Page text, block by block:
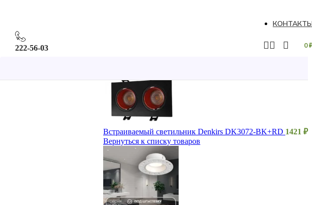
222-56-03 0
Встраиваемый светильник Denkirs DK3072-BK+RD 1421 ₽
Вернуться к списку товаров